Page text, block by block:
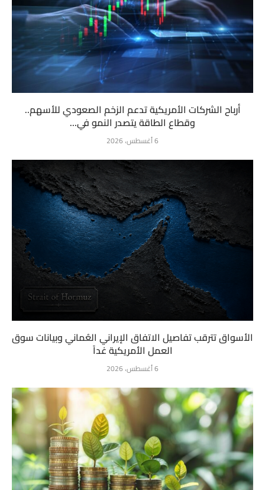
أرباح الشركات الأمريكية تدعم الزخم الصعودي للأسهم..
وقطاع الطاقة يتصدر النمو في...
6 أغسطس، 2026
الأسواق تترقب تفاصيل الاتفاق الإيراني العُماني وبيانات سوق
العمل الأمريكية غداً
6 أغسطس، 2026